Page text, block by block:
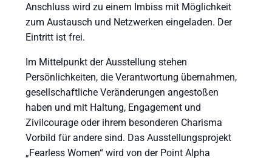
Anschluss wird zu einem Imbiss mit Möglichkeit
zum Austausch und Netzwerken eingeladen. Der
Eintritt ist frei.
Im Mittelpunkt der Ausstellung stehen
Persönlichkeiten, die Verantwortung übernahmen,
gesellschaftliche Veränderungen angestoßen
haben und mit Haltung, Engagement und
Zivilcourage oder ihrem besonderen Charisma
Vorbild für andere sind. Das Ausstellungsprojekt
„Fearless Women“ wird von der Point Alpha